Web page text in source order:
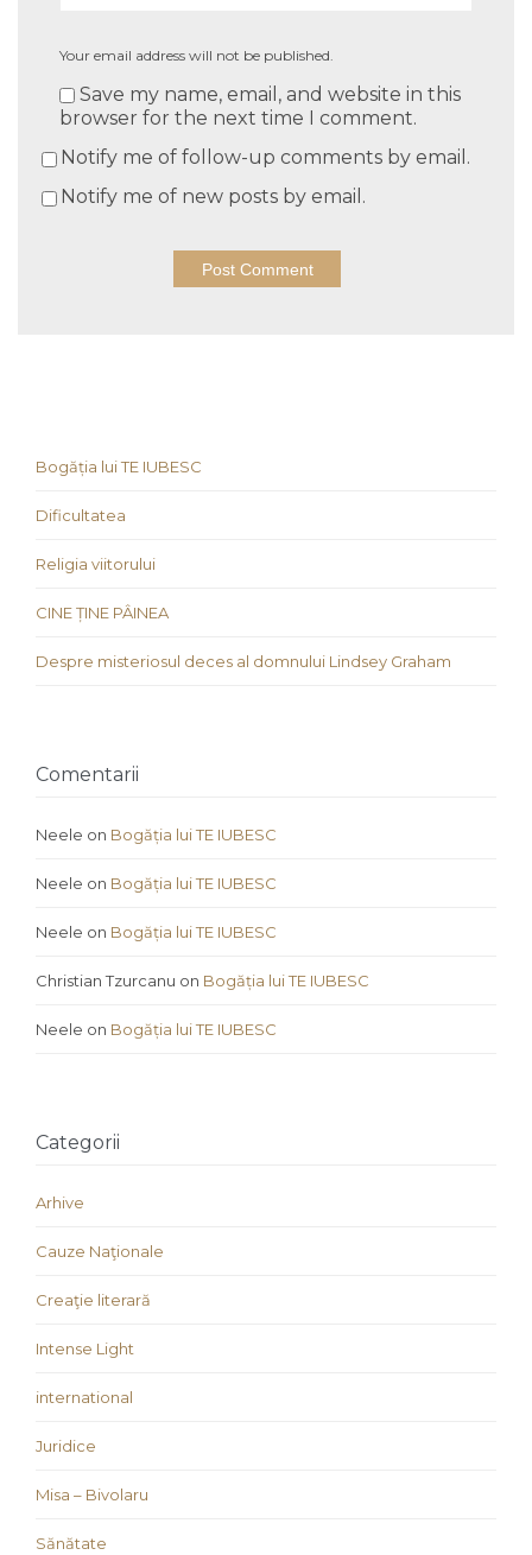
Your email address will not be published.
Save my name, email, and website in this
browser for the next time I comment.
Notify me of follow-up comments by email.
Notify me of new posts by email.
Bogăția lui TE IUBESC
Dificultatea
Religia viitorului
CINE ȚINE PÂINEA
Despre misteriosul deces al domnului Lindsey Graham
Comentarii
Neele on Bogăția lui TE IUBESC
Neele on Bogăția lui TE IUBESC
Neele on Bogăția lui TE IUBESC
Christian Tzurcanu on Bogăția lui TE IUBESC
Neele on Bogăția lui TE IUBESC
Categorii
Arhive
Cauze Naţionale
Creaţie literară
Intense Light
international
Juridice
Misa – Bivolaru
Sănătate